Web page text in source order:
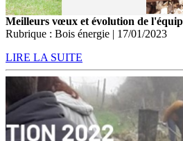
Meilleurs vœux et évolution de
Rubrique : Bois énergie | 17/01/2023
LIRE LA SUITE